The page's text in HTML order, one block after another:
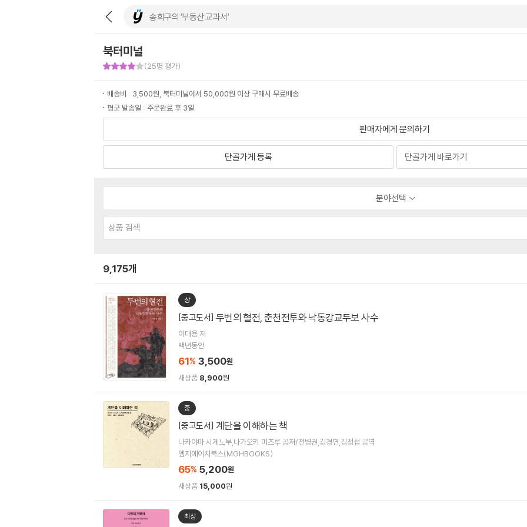
북터미널
(25명 평가)
배송비 : 3,500원, 북터미널에서 50,000원 이상 구매시 무료배송
평균 발송일 : 주문완료 후 3일
판매자에게 문의하기
단골가게 등록
분야선택
9,175개
상
[중고도서] 두번의 혈전, 춘천전투와 낙동강교두보 사수
이대용 저
백년동안
61% 3,500원
새상품 8,900원
중
[중고도서] 계단을 이해하는 책
나카야마 시게노부,나가오키 미츠루 공저/전병권,김경연,김정섭 공역
엠지에이치북스(MGHBOOKS)
65% 5,200원
새상품 15,000원
최상